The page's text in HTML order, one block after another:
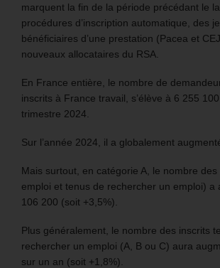
marquent la fin de la période précédant le
procédures d’inscription automatique, des
bénéficiaires d’une prestation (Pacea et
nouveaux allocataires du RSA.
En France entière, le nombre de
inscrits à France travail, s’élève à 6 255
trimestre 2024.
Sur l’année 2024, il a globalement
Mais surtout, en catégorie A, le nombre des
emploi et tenus de rechercher un emploi) a
106 200 (soit +3,5%).
Plus généralement, le nombre des inscrits
rechercher un emploi (A, B ou C) aura
sur un an (soit +1,8%).